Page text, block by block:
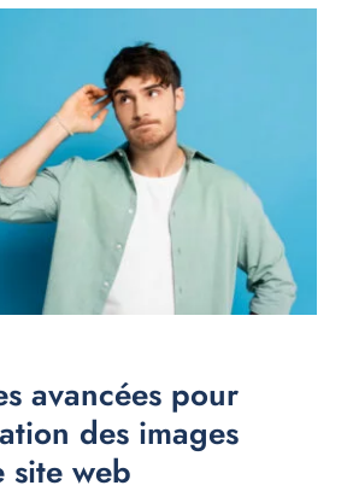
avancées pour
des images
site web